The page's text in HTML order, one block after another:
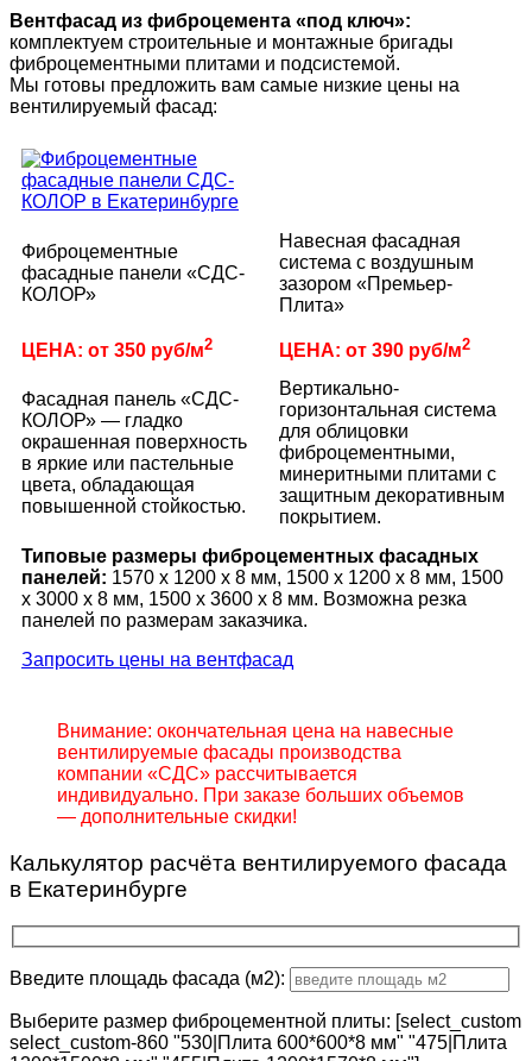
Вентфасад из фиброцемента «под ключ»:
комплектуем строительные и монтажные бригады
фиброцементными плитами и подсистемой.
Мы готовы предложить вам самые низкие цены на
вентилируемый фасад:
Фиброцементные
фасадные панели «СДС-
КОЛОР»
Навесная фасадная
система с воздушным
зазором «Премьер-
Плита»
ЦЕНА: от 350 руб/м2 ЦЕНА: от 390 руб/м2
Фасадная панель «СДС-
КОЛОР» — гладко
окрашенная поверхность
в яркие или пастельные
цвета, обладающая
повышенной стойкостью.
Вертикально-
горизонтальная система
для облицовки
фиброцементными,
минеритными плитами с
защитным декоративным
покрытием.
Типовые размеры фиброцементных фасадных
панелей: 1570 х 1200 х 8 мм, 1500 x 1200 x 8 мм, 1500
x 3000 x 8 мм, 1500 x 3600 x 8 мм. Возможна резка
панелей по размерам заказчика.
Запросить цены на вентфасад
Внимание: окончательная цена на навесные
вентилируемые фасады производства
компании «СДС» рассчитывается
индивидуально. При заказе больших объемов
— дополнительные скидки!
Калькулятор расчёта вентилируемого фасада
в Екатеринбурге
Введите площадь фасада (м2):
Выберите размер фиброцементной плиты: [select_custom
select_custom-860 "530|Плита 600*600*8 мм" "475|Плита